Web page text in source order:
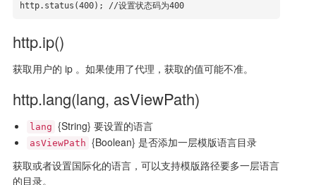
http.status(400); //设置状态码为400
http.ip()
获取用户的 ip 。如果使用了代理，获取的值可能不准。
http.lang(lang, asViewPath)
lang {String} 要设置的语言
asViewPath {Boolean} 是否添加一层模版语言目录
获取或者设置国际化的语言，可以支持模版路径要多一层语言
的目录。